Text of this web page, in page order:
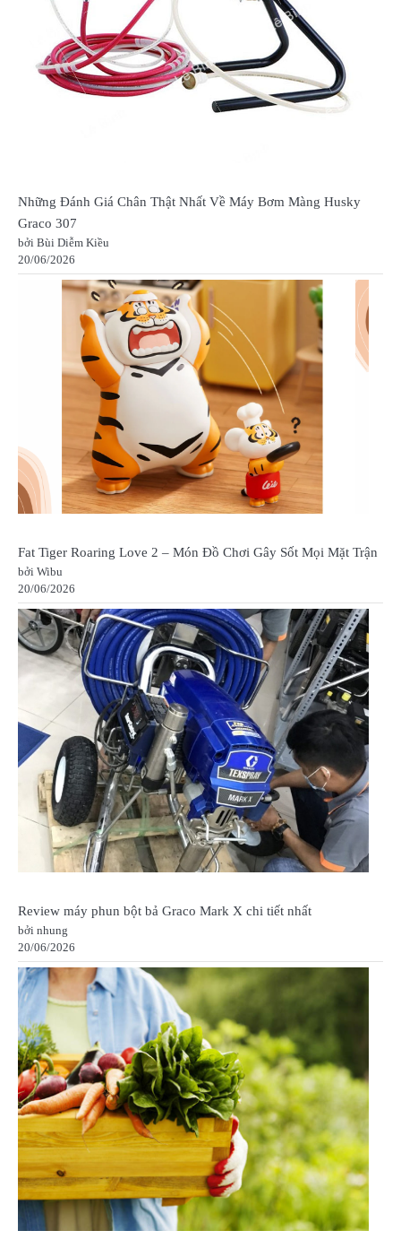
Những Đánh Giá Chân Thật Nhất Về Máy Bơm Màng Husky
Graco 307
bởi Bùi Diễm Kiều
20/06/2026
Fat Tiger Roaring Love 2 – Món Đồ Chơi Gây Sốt Mọi Mặt Trận
bởi Wibu
20/06/2026
Review máy phun bột bả Graco Mark X chi tiết nhất
bởi nhung
20/06/2026